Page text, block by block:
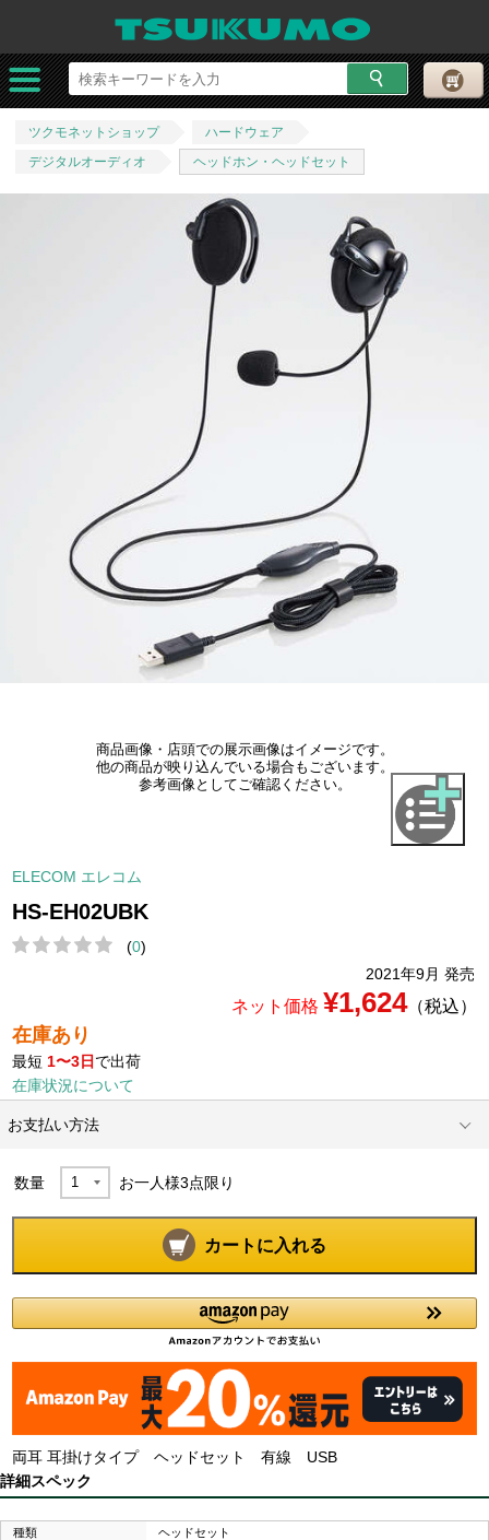
ツクモネットショップ
ハードウェア
デジタルオーディオ
ヘッドホン・ヘッドセット
商品画像・店頭での展示画像はイメージです。
他の商品が映り込んでいる場合もございます。
参考画像としてご確認ください。
ELECOM エレコム
HS-EH02UBK
(0)
2021年9月 発売
ネット価格 ¥1,624（税込）
在庫あり
最短 1〜3日 で出荷
在庫状況について
お支払い方法
数量 お一人様3点限り
カートに入れる
両耳 耳掛けタイプ ヘッドセット 有線 USB
詳細スペック
種類
ヘッドセット